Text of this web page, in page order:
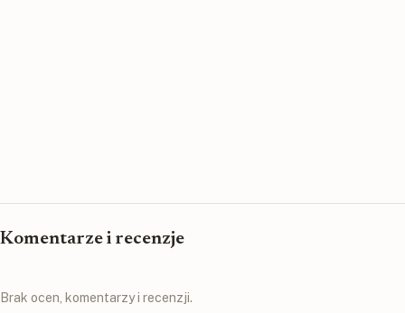
Komentarze i recenzje
Brak ocen, komentarzy i recenzji.